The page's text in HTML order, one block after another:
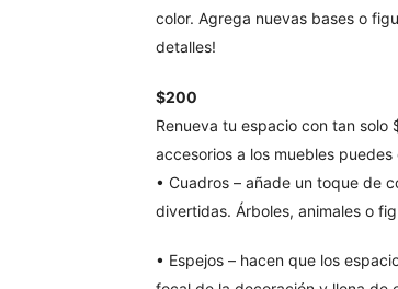
color. Agrega nuevas bases o
detalles!
$200
Renueva tu espacio con tan
accesorios a los muebles
• Cuadros – añade un toque de
divertidas. Árboles, animales o
• Espejos – hacen que los